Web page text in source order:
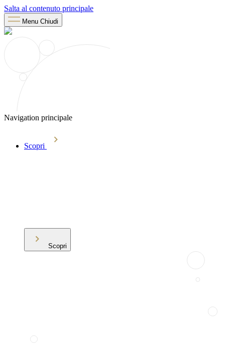
Salta al contenuto principale
Menu Chiudi
Navigation principale
Scopri
Scopri